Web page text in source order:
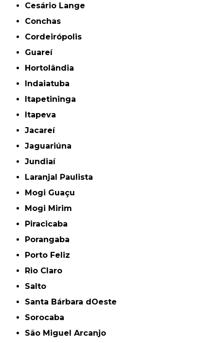
Cesário Lange
Conchas
Cordeirópolis
Guareí
Hortolândia
Indaiatuba
Itapetininga
Itapeva
Jacareí
Jaguariúna
Jundiaí
Laranjal Paulista
Mogi Guaçu
Mogi Mirim
Piracicaba
Porangaba
Porto Feliz
Rio Claro
Salto
Santa Bárbara dOeste
Sorocaba
São Miguel Arcanjo